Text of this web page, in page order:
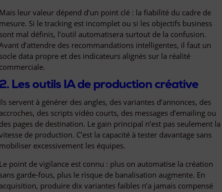
leur valeur dépend d’un point clé : la fiabilité du cadre de
Si le tracking est incomplet ou si les objectifs business
mal définis, l’outil automatisera surtout de la confusion.
d’attendre des recommandations intelligentes, il faut un
data propre et des indicateurs alignés sur la réalité
Les outils IA de production créative
servent à générer des angles, des variantes d’annonces, des
des scripts vidéo courts, des messages d’emailing ou
pages de destination. Le gain principal n’est pas seulement la
de production. C’est la capacité à tester davantage sans
excessivement les équipes.
point de vigilance est connu : plus on automatise la création
garde-fous, plus le risque de banalisation augmente. En
produire dix variantes faibles n’a jamais compensé